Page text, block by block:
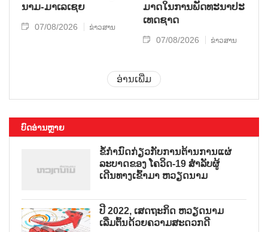
ນາມ-ມາ​ເລ​ເຊຍ
07/08/2026 ຂ່າວສານ
ມາດ​ໃນ​ການ​ພັດ​ທະ​ນາ​ປະ​
ເທດ​ຊາດ
07/08/2026 ຂ່າວສານ
ອ່ານເພີ່ມ
ບົດອ່ານຫຼາຍ
ຂໍ້ກຳນົດກ່ຽວກັບການຕ້ານການແຜ່
ລະບາດຂອງ ໂຄວິດ-19 ສຳລັບຜູ້
ເດີນທາງເຂົ້າມາ ຫວຽດນາມ
ປີ 2022, ເສດຖະກິດ ຫວຽດນາມ
ເລີ່ມຕົ້ນດ້ວຍຄວາມສະດວກດີ